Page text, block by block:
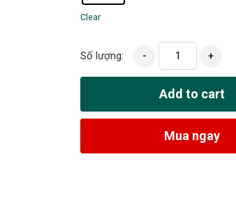
Clear
Số lượng: - +
Add to cart
Mua ngay